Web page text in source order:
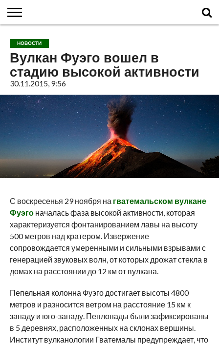
О
ВУЛКАНАХ
ВУЛКАНЫ
МИРА
КАЛЬДЕРЫ
НОВОСТИ
ФАКТЫ
ИСТОРИЯ
МОНИТОРИНГ
ВИДЕО
ТУРИСТАМ
О
САЙТЕ
КАРТА
САЙТА
КОНТАКТЫ
НОВОСТИ
Вулкан Фуэго вошел в
стадию высокой активности
30.11.2015, 9:56
С воскресенья 29 ноября на гватемальском вулкане
Фуэгоначалась фаза высокой активности, которая
характеризуется фонтанированием лавы на высоту
500 метров над кратером. Извержение
сопровождается умеренными и сильными взрывами с
генерацией звуковых волн, от которых дрожат стекла в
домах на расстоянии до 12 км от вулкана.
Пепельная колонна Фуэго достигает высоты 4800
метров и разносится ветром на расстояние 15 км к
западу и юго-западу. Пеплопады были зафиксированы
в 5 деревнях, расположенных на склонах вершины.
Институт вулканологии Гватемалы предупреждает, что